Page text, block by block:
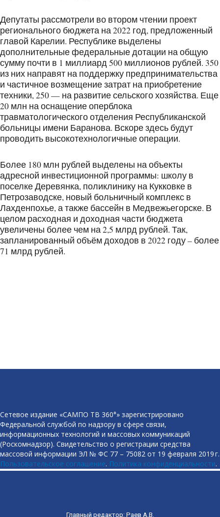
Депутаты рассмотрели во втором чтении проект
регионального бюджета на 2022 год, предложенный
главой Карелии. Республике выделены
дополнительные федеральные дотации на общую
сумму почти в 1 миллиард 500 миллионов рублей. 350
из них направят на поддержку предпринимательства
и частичное возмещение затрат на приобретение
техники, 250 — на развитие сельского хозяйства. Еще
20 млн на оснащение оперблока
травматологического отделения Республиканской
больницы имени Баранова. Вскоре здесь будут
проводить высокотехнологичные операции.
Более 180 млн рублей выделены на объекты
адресной инвестиционной программы: школу в
поселке Деревянка, поликлинику на Кукковке в
Петрозаводске, новый больничный комплекс в
Лахденпохье, а также бассейн в Медвежьегорске. В
целом расходная и доходная части бюджета
увеличены более чем на 2,5 млрд рублей. Так,
запланированный объём доходов в 2022 году – более
71 млрд рублей.
Сетевое издание «САМПО ТВ 360°» зарегистрировано
Федеральной службой по надзору в сфере связи,
информационных технологий и массовых коммуникаций
(Роскомнадзор). Свидетельство о регистрации средства
массовой информации ЭЛ № ФС 77 – 75082 от 19 февраля 2019 г.
Пользовательское соглашение. Политика конфиденциальности.
Главный редактор: Раев А.В.